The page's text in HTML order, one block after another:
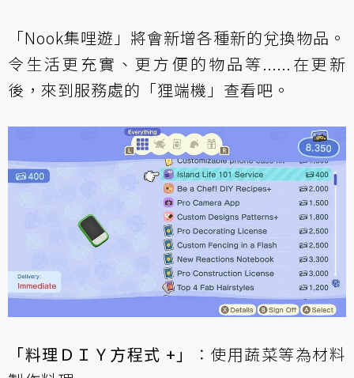
「Nook集哩遊」將會新增各種新的兌換物品。
令生活更充實、更方便的物品等......在更新
後，來到服務處的「狸端機」查看吧。
「料理ＤＩＹ方程式 +」
：使用蔬菜等為材料